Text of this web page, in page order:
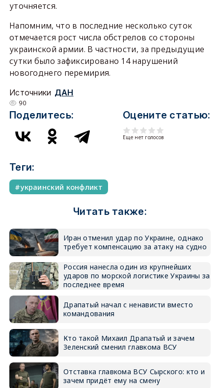
уточняется.
Напомним, что в последние несколько суток
отмечается рост числа обстрелов со стороны
украинской армии. В частности, за предыдущие
сутки было зафиксировано 14 нарушений
новогоднего перемирия.
Источники ДАН
90
Поделитесь: Оцените статью:
Еще нет голосов
Теги:
украинский конфликт
Читать также:
Иран отменил удар по Украине, однако
требует компенсацию за атаку на судно
Россия нанесла один из крупнейших
ударов по морской логистике Украины за
последнее время
Драпатый начал с ненависти вместо
командования
Кто такой Михаил Драпатый и зачем
Зеленский сменил главкома ВСУ
Отставка главкома ВСУ Сырского: кто и
зачем придёт ему на смену